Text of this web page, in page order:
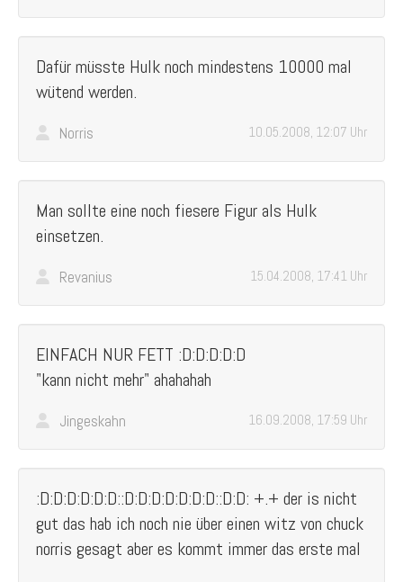
Dafür müsste Hulk noch mindestens 10000 mal
wütend werden.
Norris 10.05.2008, 12:07 Uhr
Man sollte eine noch fiesere Figur als Hulk
einsetzen.
Revanius 15.04.2008, 17:41 Uhr
EINFACH NUR FETT :D:D:D:D:D
"kann nicht mehr" ahahahah
Jingeskahn 16.09.2008, 17:59 Uhr
:D:D:D:D:D:D::D:D:D:D:D:D:D::D:D: +.+ der is nicht
gut das hab ich noch nie über einen witz von chuck
norris gesagt aber es kommt immer das erste mal